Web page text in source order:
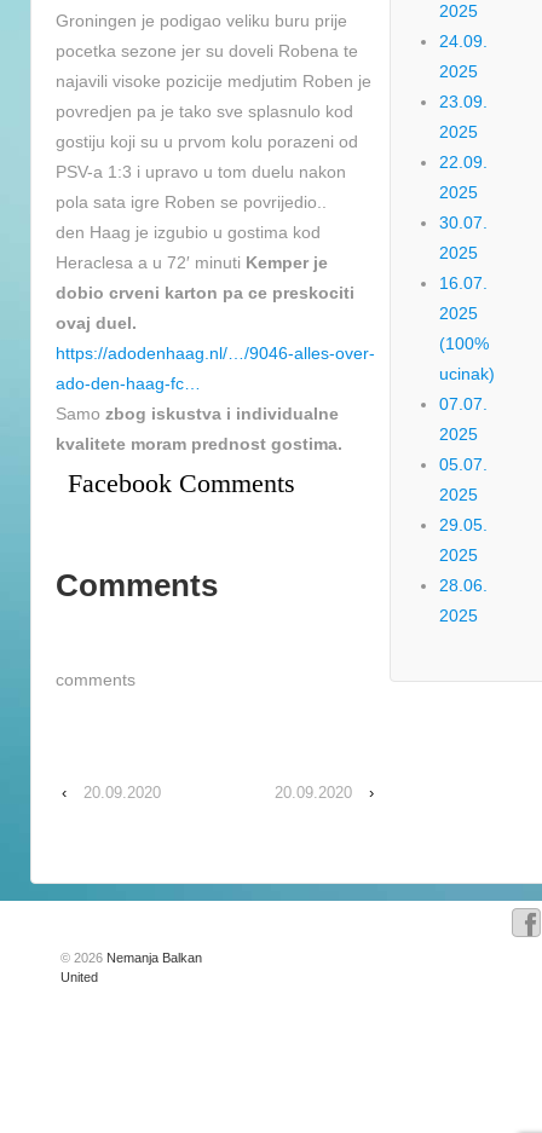
Groningen je podigao veliku buru prije
pocetka sezone jer su doveli Robena te
najavili visoke pozicije medjutim Roben je
povredjen pa je tako sve splasnulo kod
gostiju koji su u prvom kolu porazeni od
PSV-a 1:3 i upravo u tom duelu nakon
pola sata igre Roben se povrijedio..
den Haag je izgubio u gostima kod
Heraclesa a u 72′ minuti Kemper je
dobio crveni karton pa ce preskociti
ovaj duel.
https://adodenhaag.nl/…/9046-alles-over-
ado-den-haag-fc…
Samo zbog iskustva i individualne
kvalitete moram prednost gostima.
Facebook Comments
Comments
comments
‹ 20.09.2020 20.09.2020 ›
2025
24.09.
2025
23.09.
2025
22.09.
2025
30.07.
2025
16.07.
2025
(100%
ucinak)
07.07.
2025
05.07.
2025
29.05.
2025
28.06.
2025
© 2026 Nemanja Balkan
United